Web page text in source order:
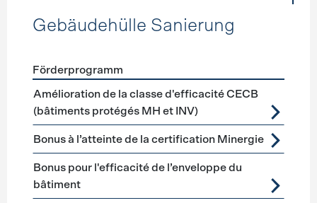
Gebäudehülle Sanierung
Förderprogramme Gebäudehülle Sanierung
Förderprogramm
Amélioration de la classe d'efficacité CECB
(bâtiments protégés MH et INV)
Bonus à l’atteinte de la certification Minergie
Bonus pour l'efficacité de l’enveloppe du
bâtiment